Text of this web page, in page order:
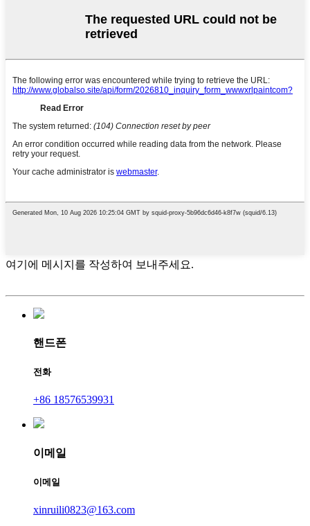
여기에 메시지를 작성하여 보내주세요.
핸드폰
전화
+86 18576539931
이메일
이메일
xinruili0823@163.com